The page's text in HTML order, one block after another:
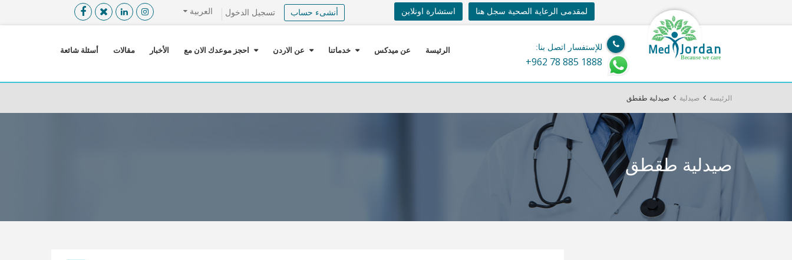
القائمة X
العربية تسجيل الدخول استشارة اونلاين لمقدمى الرعاية الصحية سجل هنا أنشىء حساب
Med Jordan
Because we care
للإستفسار اتصل بنا:
+962 78 885 1888
الرئيسة عن ميدكس خدماتنا عن الاردن احجز موعدك الان مع الأخبار مقالات أسئلة شائعة
الرئيسة صيدلية صيدلية طقطق
صيدلية طقطق